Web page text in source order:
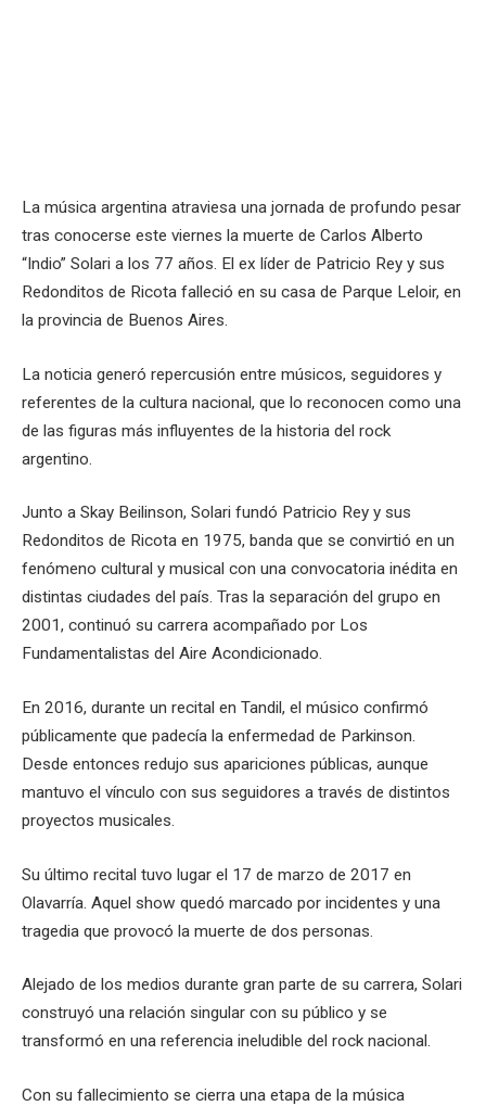
La música argentina atraviesa una jornada de profundo pesar
tras conocerse este viernes la muerte de Carlos Alberto
“Indio” Solari a los 77 años. El ex líder de Patricio Rey y sus
Redonditos de Ricota falleció en su casa de Parque Leloir, en
la provincia de Buenos Aires.
La noticia generó repercusión entre músicos, seguidores y
referentes de la cultura nacional, que lo reconocen como una
de las figuras más influyentes de la historia del rock
argentino.
Junto a Skay Beilinson, Solari fundó Patricio Rey y sus
Redonditos de Ricota en 1975, banda que se convirtió en un
fenómeno cultural y musical con una convocatoria inédita en
distintas ciudades del país. Tras la separación del grupo en
2001, continuó su carrera acompañado por Los
Fundamentalistas del Aire Acondicionado.
En 2016, durante un recital en Tandil, el músico confirmó
públicamente que padecía la enfermedad de Parkinson.
Desde entonces redujo sus apariciones públicas, aunque
mantuvo el vínculo con sus seguidores a través de distintos
proyectos musicales.
Su último recital tuvo lugar el 17 de marzo de 2017 en
Olavarría. Aquel show quedó marcado por incidentes y una
tragedia que provocó la muerte de dos personas.
Alejado de los medios durante gran parte de su carrera, Solari
construyó una relación singular con su público y se
transformó en una referencia ineludible del rock nacional.
Con su fallecimiento se cierra una etapa de la música